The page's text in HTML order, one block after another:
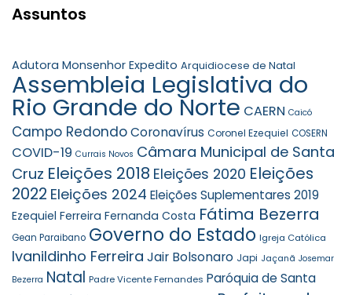
Assuntos
Adutora Monsenhor Expedito Arquidiocese de Natal
Assembleia Legislativa do
Rio Grande do Norte CAERN Caicó
Campo RedondoCoronavírus Coronel Ezequiel COSERN
COVID-19 Currais Novos Câmara Municipal de Santa
Cruz Eleições 2018 Eleições 2020 Eleições
2022 Eleições 2024 Eleições Suplementares 2019
Ezequiel Ferreira Fernanda Costa Fátima Bezerra
Gean Paraibano Governo do Estado Igreja Católica
Ivanildinho Ferreira Jair Bolsonaro Japi Jaçanã Josemar
Bezerra Natal Padre Vicente Fernandes Paróquia de Santa